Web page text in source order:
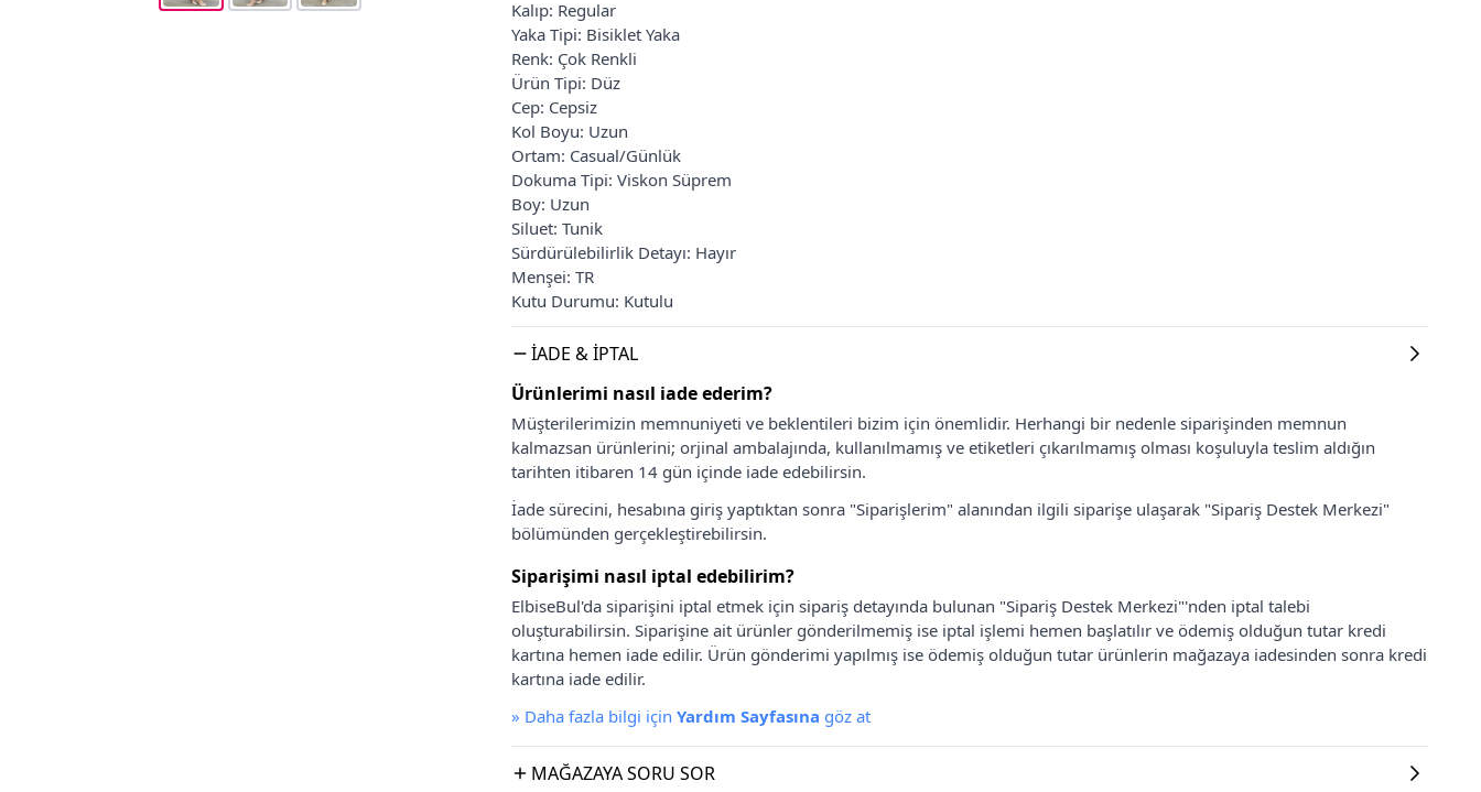
Kalıp: Regular
Yaka Tipi: Bisiklet Yaka
Renk: Çok Renkli
Ürün Tipi: Düz
Cep: Cepsiz
Kol Boyu: Uzun
Ortam: Casual/Günlük
Dokuma Tipi: Viskon Süprem
Boy: Uzun
Siluet: Tunik
Sürdürülebilirlik Detayı: Hayır
Menşei: TR
Kutu Durumu: Kutulu
İADE & İPTAL
Ürünlerimi nasıl iade ederim?
Müşterilerimizin memnuniyeti ve beklentileri bizim için önemlidir. Herhangi bir nedenle siparişinden memnun
kalmazsan ürünlerini; orjinal ambalajında, kullanılmamış ve etiketleri çıkarılmamış olması koşuluyla teslim aldığın
tarihten itibaren 14 gün içinde iade edebilirsin.
İade sürecini, hesabına giriş yaptıktan sonra "Siparişlerim" alanından ilgili siparişe ulaşarak "Sipariş Destek Merkezi"
bölümünden gerçekleştirebilirsin.
Siparişimi nasıl iptal edebilirim?
ElbiseBul'da siparişini iptal etmek için sipariş detayında bulunan "Sipariş Destek Merkezi"'nden iptal talebi
oluşturabilirsin. Siparişine ait ürünler gönderilmemiş ise iptal işlemi hemen başlatılır ve ödemiş olduğun tutar kredi
kartına hemen iade edilir. Ürün gönderimi yapılmış ise ödemiş olduğun tutar ürünlerin mağazaya iadesinden sonra kredi
kartına iade edilir.
» Daha fazla bilgi için Yardım Sayfasına göz at
MAĞAZAYA SORU SOR